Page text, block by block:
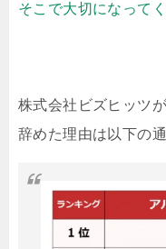
そこで大切になって
株式会社ビズヒッツ
辞めた理由は以下の通